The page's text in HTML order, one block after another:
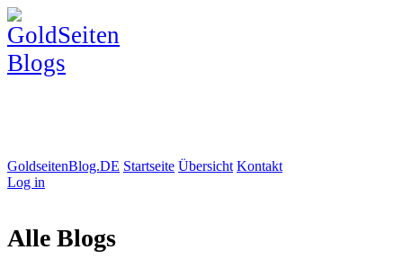
GoldseitenBlog.DE Startseite Übersicht Kontakt
Log in
Alle Blogs